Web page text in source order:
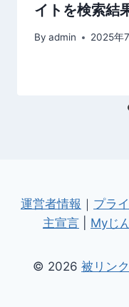
イトを検索結
By admin 2025年
運営者情報 ｜ プラ
主宣言
Myじ
© 2026 被リン